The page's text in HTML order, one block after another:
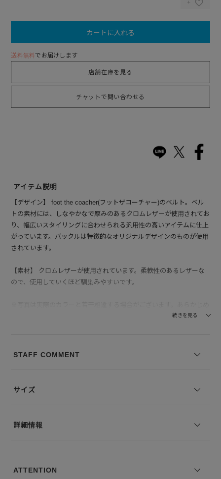
カートに入れる
送料無料でお届けします
店舗在庫を見る
チャットで問い合わせる
アイテム説明
【デザイン】 foot the coacher(フットザコーチャー)のベルト。ベル
トの素材には、しなやかなで厚みのあるクロムレザーが使用されてお
り、幅広いスタイリングに合わせられる汎用性の高いアイテムに仕上
がっています。バックルは特徴的なオリジナルデザインのものが使用
されています。
【素材】 クロムレザーが使用されています。柔軟性のあるレザーな
ので、使用していくほど馴染みやすいです。
続きを見る
STAFF COMMENT
サイズ
詳細情報
ATTENTION